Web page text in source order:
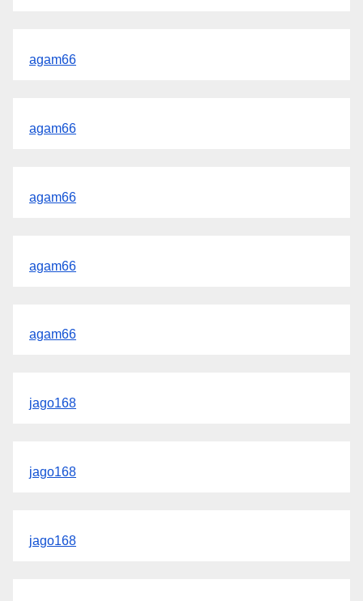
agam66
agam66
agam66
agam66
agam66
jago168
jago168
jago168